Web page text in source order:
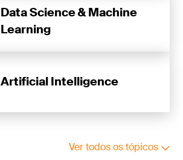
Data Science & Machine
Learning
Artificial Intelligence
Ver todos os tópicos